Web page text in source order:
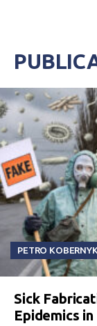
PETRO
Sick
Epidemics